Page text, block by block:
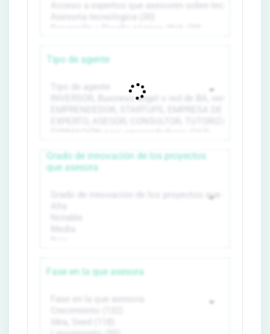
Tipo de agente
Grado de innovación de los proyectos
que asesora
Fase en la que asesora